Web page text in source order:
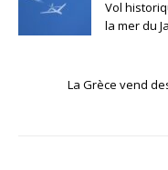
Vol
la mer du
La Grèce vend